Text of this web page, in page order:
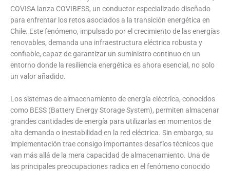
COVISA lanza COVIBESS, un conductor especializado diseñado
para enfrentar los retos asociados a la transición energética en
Chile. Este fenómeno, impulsado por el crecimiento de las energías
renovables, demanda una infraestructura eléctrica robusta y
confiable, capaz de garantizar un suministro continuo en un
entorno donde la resiliencia energética es ahora esencial, no solo
un valor añadido.
Los sistemas de almacenamiento de energía eléctrica, conocidos
como BESS (Battery Energy Storage System), permiten almacenar
grandes cantidades de energía para utilizarlas en momentos de
alta demanda o inestabilidad en la red eléctrica. Sin embargo, su
implementación trae consigo importantes desafíos técnicos que
van más allá de la mera capacidad de almacenamiento. Una de
las principales preocupaciones radica en el fenómeno conocido